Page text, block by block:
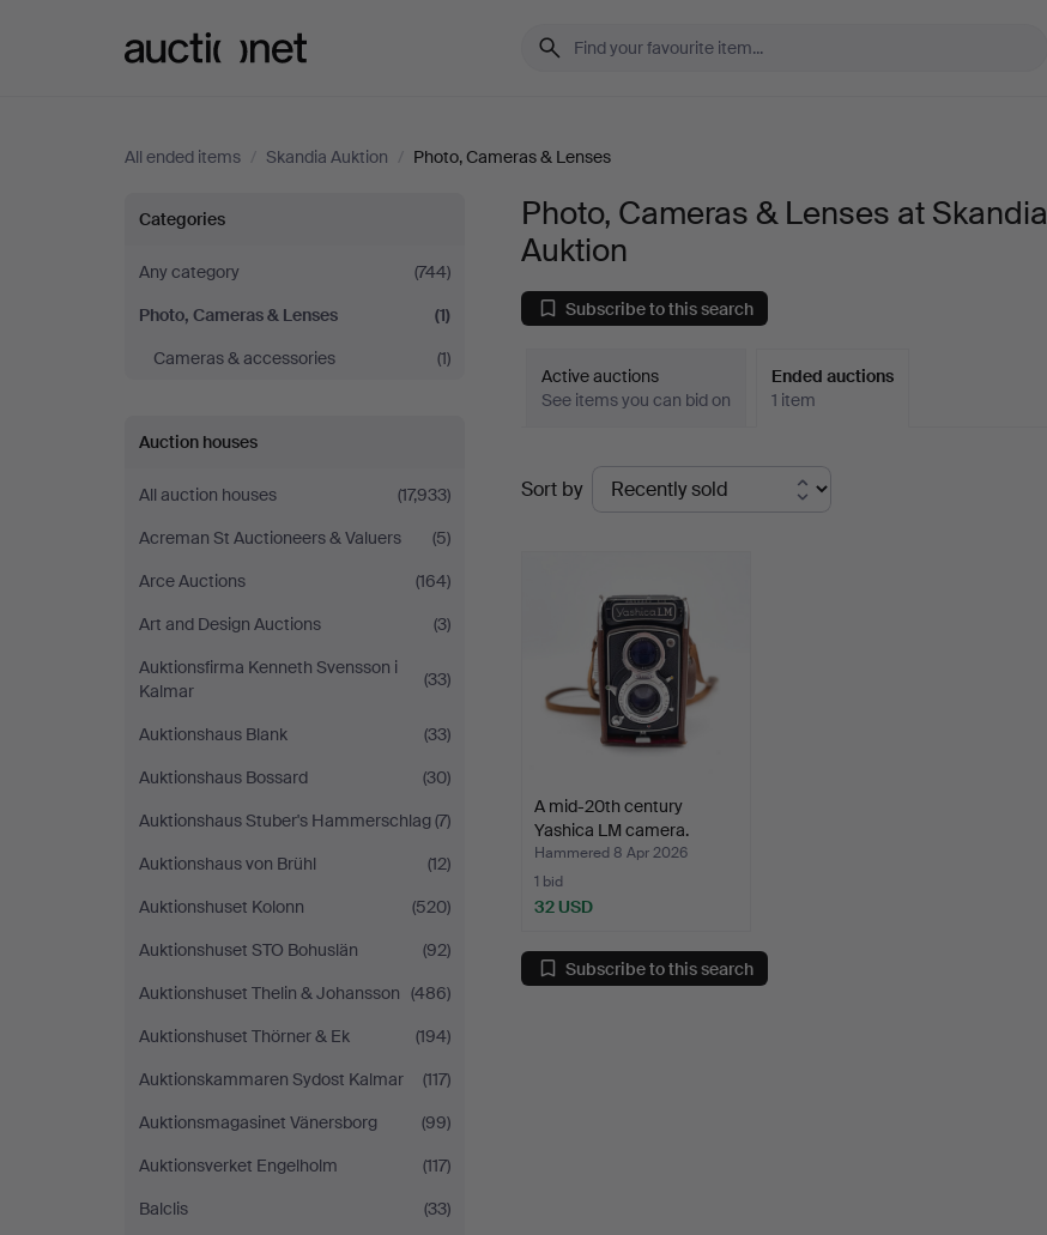
All ended items / Skandia Auktion / Photo, Cameras & Lenses
Photo,
Cameras
&
at
Skandia
Auktion
Categories
Any category
(744)
Photo, Cameras & Lenses
(1)
Cameras & accessories
(1)
Auction houses
All auction houses
(17,933)
Acreman St Auctioneers & Valuers
(5)
Arce Auctions
(164)
Art and Design Auctions
(3)
Auktionsfirma Kenneth Svensson i
Kalmar
(33)
Auktionshaus Blank
(33)
Auktionshaus Bossard
(30)
Auktionshaus Stuber's Hammerschlag(7)
Auktionshaus von Brühl
(12)
Auktionshuset Kolonn
(520)
Auktionshuset STO Bohuslän
(92)
Auktionshuset Thelin & Johansson (486)
Auktionshuset Thörner & Ek
(194)
Auktionskammaren Sydost Kalmar
(117)
Auktionsmagasinet Vänersborg
(99)
Auktionsverket Engelholm
(117)
Balclis
(33)
Photo, Cameras & Lenses at Skandia
Auktion
Subscribe to this search
Active auctions
See items you can bid on
Ended auctions
1 item
Ended
auctions
Sort by
A mid-20th century
Yashica LM camera.
Hammered 8 Apr 2026
1 bid
32 USD
Subscribe to this search